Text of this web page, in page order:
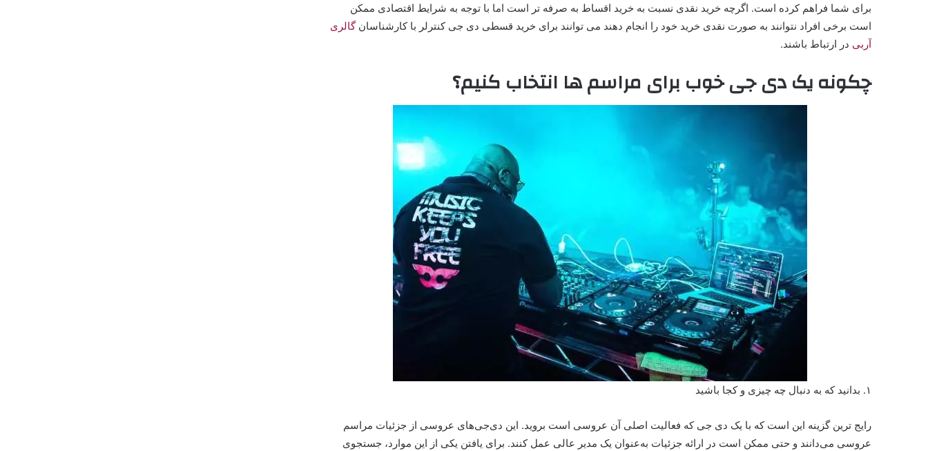
برای شما فراهم کرده است. اگرچه خرید نقدی نسبت به خرید اقساط به صرفه تر است اما با توجه به شرایط اقتصادی ممکن
است برخی افراد نتوانند به صورت نقدی خرید خود را انجام دهند می توانند برای خرید قسطی دی جی کنترلر با کارشناسانگالری
آربی در ارتباط باشند.
چکونه یک دی جی خوب برای مراسم ها انتخاب کنیم؟
۱. بدانید که به دنبال چه چیزی و کجا باشید
رایج ترین گزینه این است که با یک دی جی که فعالیت اصلی آن عروسی است بروید. این دی‌جی‌های عروسی از جزئیات مراسم
عروسی می‌دانند و حتی ممکن است در ارائه جزئیات به‌عنوان یک مدیر عالی عمل کنند. برای یافتن یکی از این موارد، جستجوی